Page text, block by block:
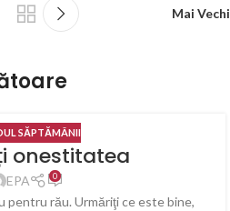
Mai Vechi
SĂPTĂMÂNII
onestitatea
EPA 0
pentru rău. Urmăriţi ce este bine,